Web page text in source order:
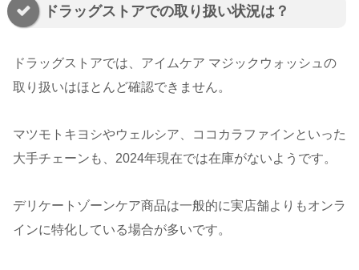
ドラッグストアでの取り扱い状況は？
ドラッグストアでは、アイムケア マジックウォッシュの
取り扱いはほとんど確認できません。
マツモトキヨシやウェルシア、ココカラファインといった
大手チェーンも、2024年現在では在庫がないようです。
デリケートゾーンケア商品は一般的に実店舗よりもオンラ
インに特化している場合が多いです。